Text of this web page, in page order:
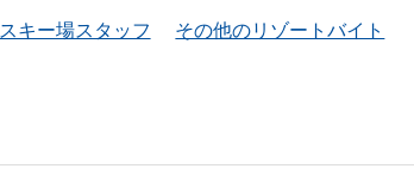
スキー場スタッフ その他のリゾートバイト